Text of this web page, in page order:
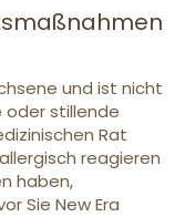
und ist nicht
oder stillende
Rat
reagieren
haben,
Sie New Era